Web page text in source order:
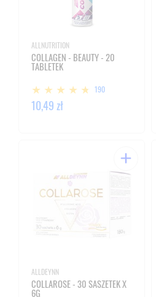
ALLNUTRITION
COLLAGEN - BEAUTY - 20
TABLETEK
190
10,49 zł
ALLDEYNN
COLLAROSE - 30 SASZETEK X
6G